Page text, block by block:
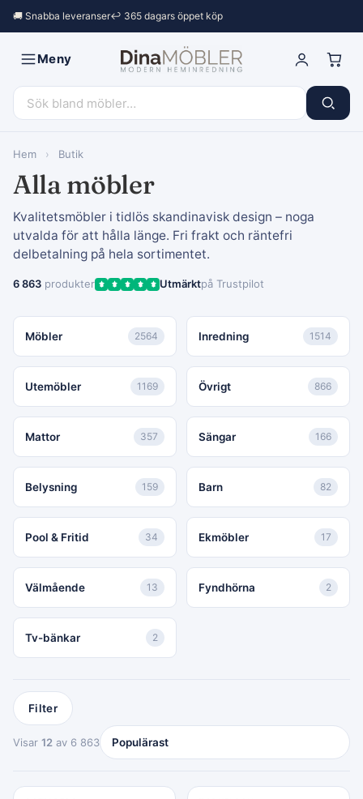
🚚 Snabba leveranser↩︎ 365 dagars öppet köp
Meny
Hem › Butik
Alla möbler
Kvalitetsmöbler i tidlös skandinavisk design – noga
utvalda för att hålla länge. Fri frakt och räntefri
delbetalning på hela sortimentet.
6 863 produkter Utmärktpå Trustpilot
Möbler 2564 Inredning 1514
Utemöbler 1169 Övrigt 866
Mattor 357 Sängar 166
Belysning 159 Barn 82
Pool & Fritid 34 Ekmöbler 17
Välmående 13 Fyndhörna 2
Tv-bänkar 2
Filter
Visar 12 av 6 863